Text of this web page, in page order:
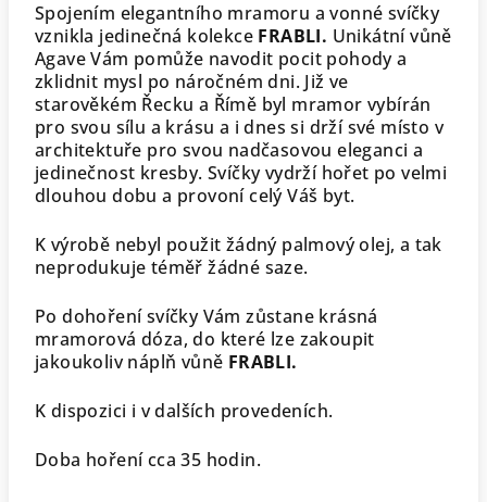
Spojením elegantního mramoru a vonné svíčky
vznikla jedinečná kolekce FRABLI. Unikátní vůně
Agave Vám pomůže navodit pocit pohody a
zklidnit mysl po náročném dni. Již ve
starověkém Řecku a Římě byl mramor vybírán
pro svou sílu a krásu a i dnes si drží své místo v
architektuře pro svou nadčasovou eleganci a
jedinečnost kresby. Svíčky vydrží hořet po velmi
dlouhou dobu a provoní celý Váš byt.
K výrobě nebyl použit žádný palmový olej, a tak
neprodukuje téměř žádné saze.
Po dohoření svíčky Vám zůstane krásná
mramorová dóza, do které lze zakoupit
jakoukoliv náplň vůně FRABLI.
K dispozici i v dalších provedeních.
Doba hoření cca 35 hodin.